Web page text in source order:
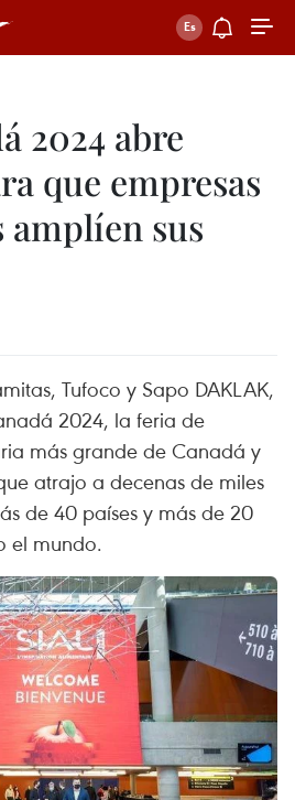
2024 abre
que empresas
sus
Tufoco y Sapo DAKLAK,
2024, la feria de
más grande de Canadá y
atrajo a decenas de miles
de 40 países y más de 20
el mundo.